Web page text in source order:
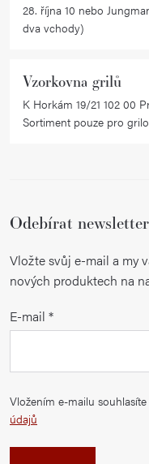
28. října 10 nebo
dva vchody)
Vzorkovna grilů
K Horkám 19/21 102 00
Sortiment pouze pro
Odebírat newsletter
Vložte svůj e-mail a my
nových produktech na
E-mail
Vložením e-mailu souhlasíte
údajů